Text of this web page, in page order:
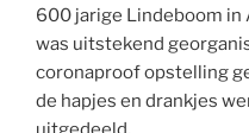
600 jarige Lindeboom
was uitstekend
coronaproof opstelling
de hapjes en drankjes